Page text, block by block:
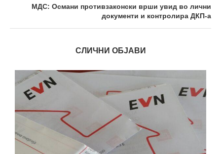
МДС: Османи противзаконски врши увид во лични
документи и контролира ДКП-а
СЛИЧНИ ОБЈАВИ